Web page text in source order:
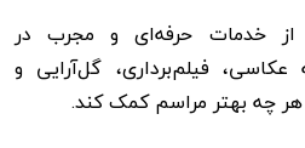
از خدمات حرفه‌ای و مجرب در
فیلم‌برداری، گل‌آرایی و
هر چه بهتر مراسم کمک کند.